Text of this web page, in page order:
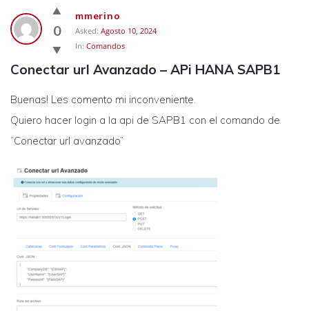
Rocketbot
Forum
Latest
Questions
0
mmerino
Asked: Agosto 10, 2024
In: Comandos
Conectar url Avanzado – APi HANA SAPB1
Buenas! Les comento mi inconveniente.
Quiero hacer login a la api de SAPB1 con el comando de
“Conectar url avanzado”